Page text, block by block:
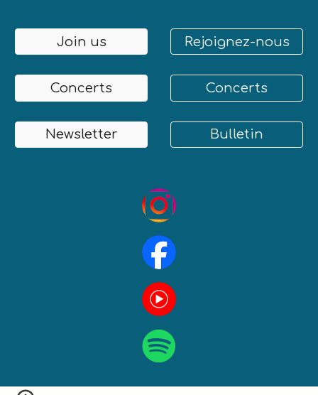
Join us
Concerts
Newsletter
Rejoignez-nous
Concerts
Bulletin